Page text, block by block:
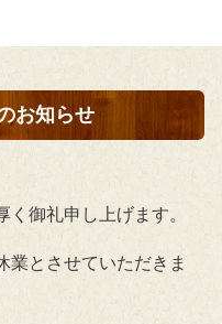
お知らせ
御礼申し上げます。
業とさせていただきま